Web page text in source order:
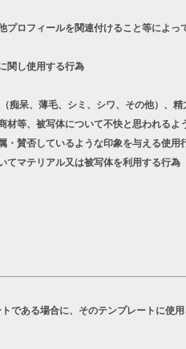
ロフィールを関連付けること等によっ
関し使用する行為
呆、薄毛、シミ、シワ、その他）、
材等、被写体について不快と思われるよ
賛否しているような印象を与える使用
マテリアル又は被写体を利用する行為
ある場合に、そのテンプレートに使